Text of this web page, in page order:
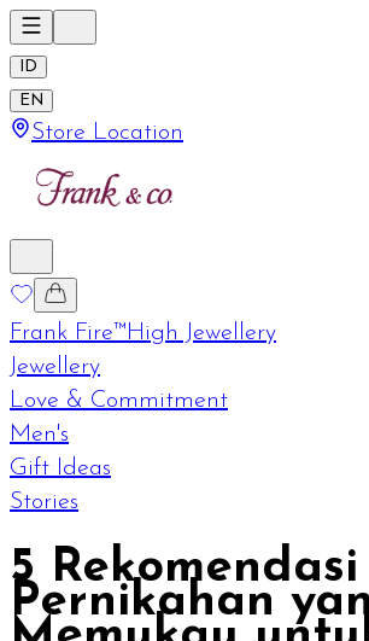
ID
EN
Store Location
Frank Fire™High Jewellery
Jewellery
Love & Commitment
Men's
Gift Ideas
Stories
5
Pernikahan